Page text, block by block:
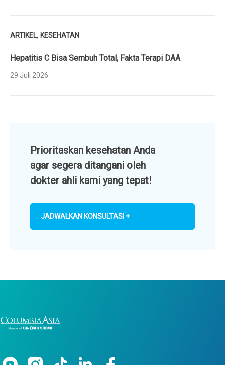
ARTIKEL, KESEHATAN
Hepatitis C Bisa Sembuh Total, Fakta Terapi DAA
29 Juli 2026
Prioritaskan kesehatan Anda
agar segera ditangani oleh
dokter ahli kami yang tepat!
JADWALKAN KONSULTASI +